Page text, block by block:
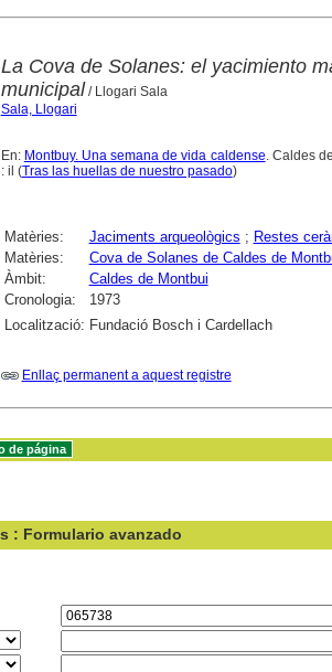
La Cova de Solanes: el yacimiento
municipal/ Llogari Sala
Sala, Llogari
En: Montbuy. Una semana de vida caldense. Caldes
: il (Tras las huellas de nuestro pasado)
Matèries: Jaciments arqueològics ; Restes
Matèries:
Cova de Solanes de Caldes de
Àmbit:
Caldes de Montbui
Cronologia:
1973
Localització: Fundació Bosch i Cardellach
Enllaç permanent a aquest registre
: Formulario avanzado